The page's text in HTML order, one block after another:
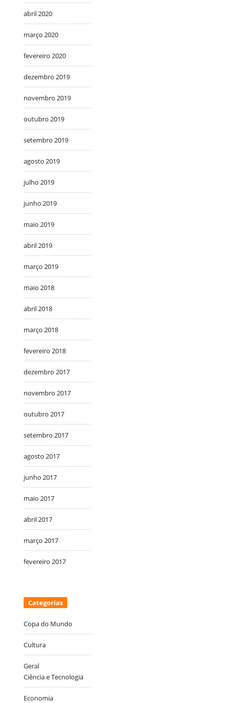
abril 2020
março 2020
fevereiro 2020
dezembro 2019
novembro 2019
outubro 2019
setembro 2019
agosto 2019
julho 2019
junho 2019
maio 2019
abril 2019
março 2019
maio 2018
abril 2018
março 2018
fevereiro 2018
dezembro 2017
novembro 2017
outubro 2017
setembro 2017
agosto 2017
junho 2017
maio 2017
abril 2017
março 2017
fevereiro 2017
Categorias
Copa do Mundo
Cultura
Geral
Ciência e Tecnologia
Economia